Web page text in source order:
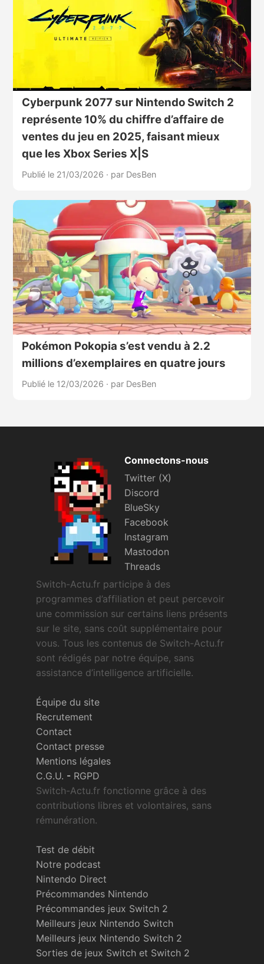
Cyberpunk 2077 sur Nintendo Switch 2
représente 10% du chiffre d’affaire de
ventes du jeu en 2025, faisant mieux
que les Xbox Series X|S
Publié le 21/03/2026 · par DesBen
Pokémon Pokopia s’est vendu à 2.2
millions d’exemplaires en quatre jours
Publié le 12/03/2026 · par DesBen
Connectons-nous
Twitter (X)
Discord
BlueSky
Facebook
Instagram
Mastodon
Threads
Switch-Actu.fr participe à des
programmes d’affiliation et peut percevoir
une commission sur certains liens présents
sur le site, sans coût supplémentaire pour
vous. Tous les contenus de Switch-Actu.fr
sont rédigés par notre équipe, sans
assistance d’intelligence artificielle.
Équipe du site
Recrutement
Contact
Contact presse
Mentions légales
C.G.U. - RGPD
Switch-Actu.fr fonctionne grâce à des
contributions libres et volontaires, sans
rémunération.
Test de débit
Notre podcast
Nintendo Direct
Précommandes Nintendo
Précommandes jeux Switch 2
Meilleurs jeux Nintendo Switch
Meilleurs jeux Nintendo Switch 2
Sorties de jeux Switch et Switch 2